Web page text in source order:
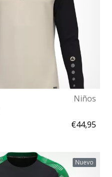
Niños
€44,95
164 Nuevo